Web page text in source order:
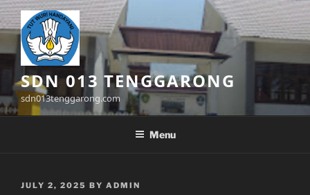
Skip
to
content
SDN 013 TENGGARONG
sdn013tenggarong.com
Menu
POSTED
JULY 2, 2025 BY ADMIN